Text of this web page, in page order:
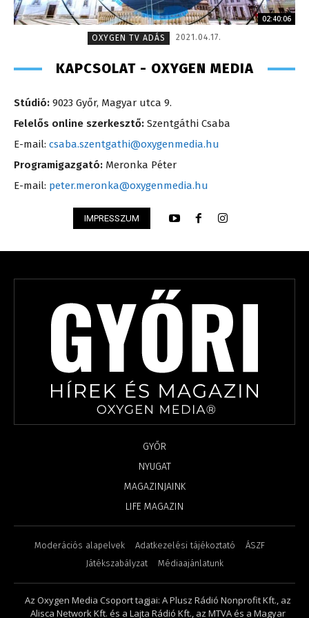
02:40:06
OXYGEN TV ADÁS
2021.04.17.
KAPCSOLAT - OXYGEN MEDIA
Stúdió: 9023 Győr, Magyar utca 9.
Felelős online szerkesztő: Szentgáthi Csaba
E-mail: csaba.szentgathi@oxygenmedia.hu
Programigazgató: Meronka Péter
E-mail: peter.meronka@oxygenmedia.hu
IMPRESSZUM
GYŐR
NYUGAT
MAGAZINJAINK
LIFE MAGAZIN
Moderációs alapelvek Adatkezelési tájékoztató
ÁSZF
Játékszabályzat
Médiaajánlatunk
Az Oxygen Media Csoport tagjai: A Plusz Rádió Nonprofit Kft., az
Alisca Network Kft. és a Lajta Rádió Kft., az MTVA és a Magyar